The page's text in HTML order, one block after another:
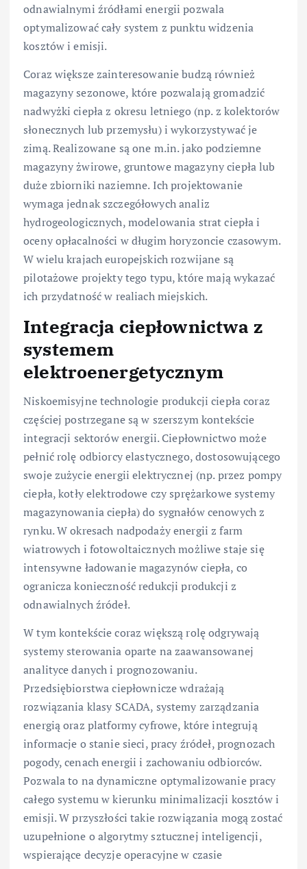
odnawialnymi źródłami energii pozwala
optymalizować cały system z punktu widzenia
kosztów i emisji.
Coraz większe zainteresowanie budzą również
magazyny sezonowe, które pozwalają gromadzić
nadwyżki ciepła z okresu letniego (np. z kolektorów
słonecznych lub przemysłu) i wykorzystywać je
zimą. Realizowane są one m.in. jako podziemne
magazyny żwirowe, gruntowe magazyny ciepła lub
duże zbiorniki naziemne. Ich projektowanie
wymaga jednak szczegółowych analiz
hydrogeologicznych, modelowania strat ciepła i
oceny opłacalności w długim horyzoncie czasowym.
W wielu krajach europejskich rozwijane są
pilotażowe projekty tego typu, które mają wykazać
ich przydatność w realiach miejskich.
Integracja ciepłownictwa z
systemem
elektroenergetycznym
Niskoemisyjne technologie produkcji ciepła coraz
częściej postrzegane są w szerszym kontekście
integracji sektorów energii. Ciepłownictwo może
pełnić rolę odbiorcy elastycznego, dostosowującego
swoje zużycie energii elektrycznej (np. przez pompy
ciepła, kotły elektrodowe czy sprężarkowe systemy
magazynowania ciepła) do sygnałów cenowych z
rynku. W okresach nadpodaży energii z farm
wiatrowych i fotowoltaicznych możliwe staje się
intensywne ładowanie magazynów ciepła, co
ogranicza konieczność redukcji produkcji z
odnawialnych źródeł.
W tym kontekście coraz większą rolę odgrywają
systemy sterowania oparte na zaawansowanej
analityce danych i prognozowaniu.
Przedsiębiorstwa ciepłownicze wdrażają
rozwiązania klasy SCADA, systemy zarządzania
energią oraz platformy cyfrowe, które integrują
informacje o stanie sieci, pracy źródeł, prognozach
pogody, cenach energii i zachowaniu odbiorców.
Pozwala to na dynamiczne optymalizowanie pracy
całego systemu w kierunku minimalizacji kosztów i
emisji. W przyszłości takie rozwiązania mogą zostać
uzupełnione o algorytmy sztucznej inteligencji,
wspierające decyzje operacyjne w czasie